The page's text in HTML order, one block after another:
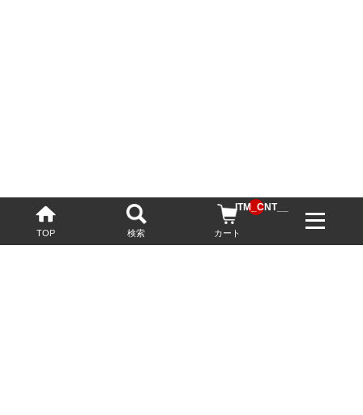
TOP 検索 カート
__ITM_CNT__